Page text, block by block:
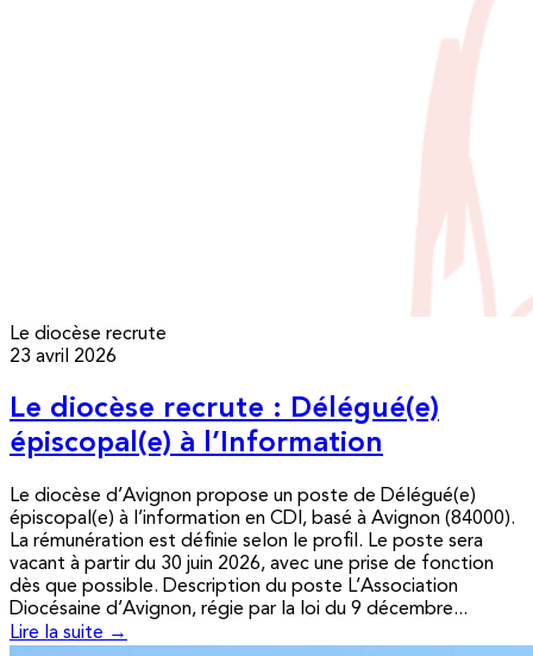
Le diocèse recrute
23 avril 2026
Le diocèse recrute : Délégué(e)
épiscopal(e) à l’Information
Le diocèse d’Avignon propose un poste de Délégué(e)
épiscopal(e) à l’information en CDI, basé à Avignon (84000).
La rémunération est définie selon le profil. Le poste sera
vacant à partir du 30 juin 2026, avec une prise de fonction
dès que possible. Description du poste L’Association
Diocésaine d’Avignon, régie par la loi du 9 décembre...
Lire la suite →